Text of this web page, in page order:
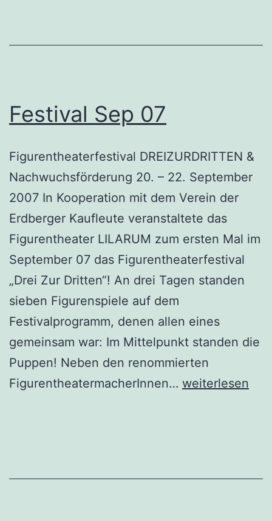
Festival Sep 07
Figurentheaterfestival DREIZURDRITTEN &
Nachwuchsförderung 20. – 22. September
2007 In Kooperation mit dem Verein der
Erdberger Kaufleute veranstaltete das
Figurentheater LILARUM zum ersten Mal im
September 07 das Figurentheaterfestival
„Drei Zur Dritten“! An drei Tagen standen
sieben Figurenspiele auf dem
Festivalprogramm, denen allen eines
gemeinsam war: Im Mittelpunkt standen die
Puppen! Neben den renommierten
FigurentheatermacherInnen… Festival
weiterlesen